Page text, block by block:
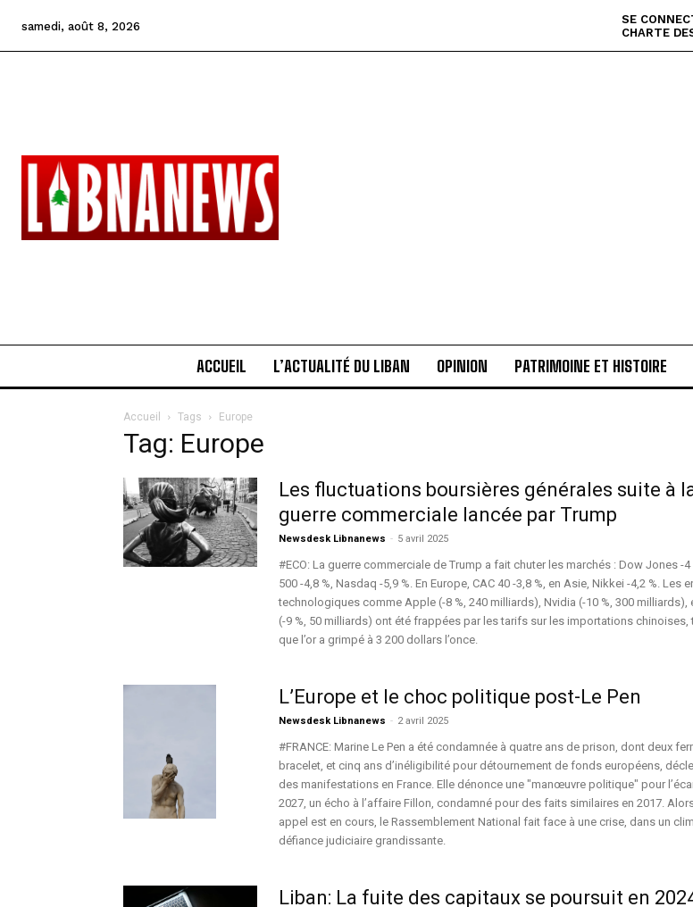
samedi, août 8, 2026 SE
CHARTE
ACCUEIL L’ACTUALITÉ DU LIBAN OPINION PATRIMOINE ET HISTOIRE
Accueil Tags Europe
Tag: Europe
Les fluctuations boursières générales suite à
guerre commerciale lancée par Trump
Newsdesk Libnanews - 5 avril 2025
#ECO: La guerre commerciale de Trump a fait chuter les marchés : Dow Jones -4
500 -4,8 %, Nasdaq -5,9 %. En Europe, CAC 40 -3,8 %, en Asie, Nikkei -4,2 %. Les
technologiques comme Apple (-8 %, 240 milliards), Nvidia (-10 %, 300 milliards),
(-9 %, 50 milliards) ont été frappées par les tarifs sur les importations chinoises,
que l’or a grimpé à 3 200 dollars l’once.
L’Europe et le choc politique post-Le Pen
Newsdesk Libnanews - 2 avril 2025
#FRANCE: Marine Le Pen a été condamnée à quatre ans de prison, dont deux
bracelet, et cinq ans d’inéligibilité pour détournement de fonds européens,
des manifestations en France. Elle dénonce une "manœuvre politique" pour
2027, un écho à l’affaire Fillon, condamné pour des faits similaires en 2017.
appel est en cours, le Rassemblement National fait face à une crise, dans un
défiance judiciaire grandissante.
Liban: La fuite des capitaux se poursuit en